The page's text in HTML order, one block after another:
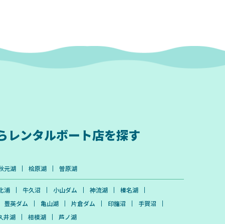
レンタルボート店を探す
元湖 桧原湖 曽原湖
浦 牛久沼 小山ダム 神流湖
榛名湖
豊英ダム 亀山湖 片倉ダム 印旛沼
手賀沼
井湖 相模湖 芦ノ湖